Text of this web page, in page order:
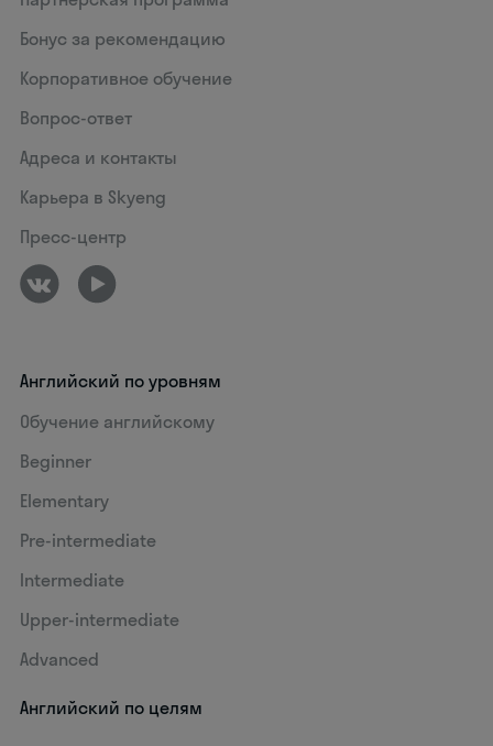
Бонус за рекомендацию
Корпоративное обучение
Вопрос-ответ
Адреса и контакты
Карьера в Skyeng
Пресс-центр
Английский по уровням
Обучение английскому
Beginner
Elementary
Pre-intermediate
Intermediate
Upper-intermediate
Advanced
Английский по целям